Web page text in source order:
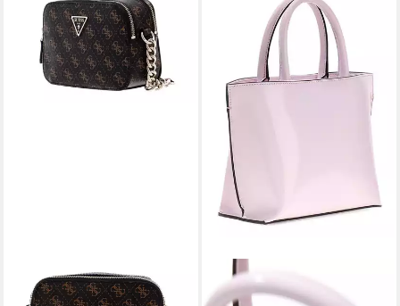
GUESS
Umhängetasche Noelle
GUESS
Handtasche Mini Tote